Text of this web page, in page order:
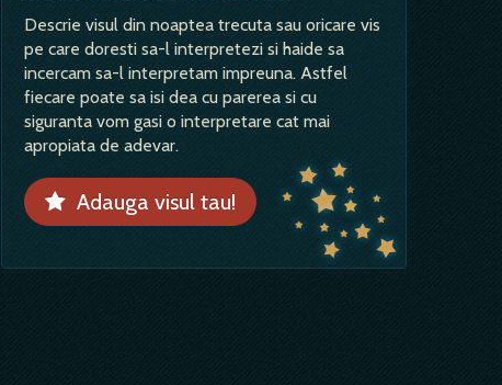
Descrie visul din noaptea trecuta sau oricare vis
pe care doresti sa-l interpretezi si haide sa
incercam sa-l interpretam impreuna. Astfel
fiecare poate sa isi dea cu parerea si cu
siguranta vom gasi o interpretare cat mai
apropiata de adevar.
Adauga visul tau!